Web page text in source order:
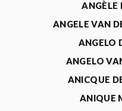
ANGÈLE
ANGELE VAN
ANGELO
ANGELO
ANICQUE
ANIQUE